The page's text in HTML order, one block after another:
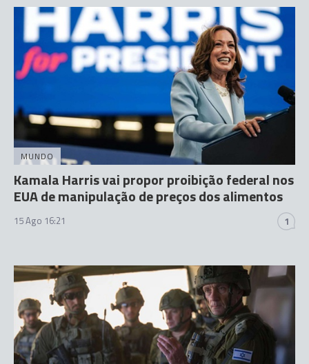
MUNDO
Kamala Harris vai propor proibição federal nos
EUA de manipulação de preços dos alimentos
15 Ago 16:21 1